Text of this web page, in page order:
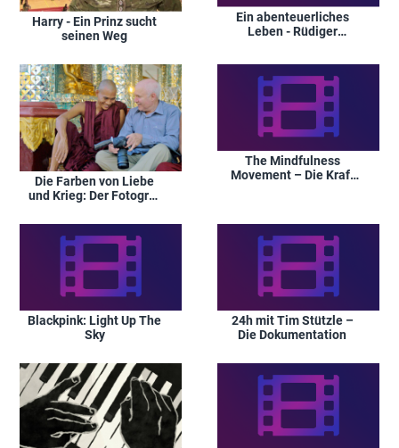
Harry - Ein Prinz sucht
seinen Weg
Ein abenteuerliches
Leben - Rüdiger
Die Farben von Liebe
und Krieg: Der Fotograf
The Mindfulness
Movement – Die Kraft
Blackpink: Light Up The
Sky
24h mit Tim Stützle –
Die Dokumentation